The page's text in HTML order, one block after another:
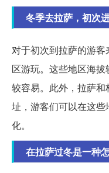
冬季去拉萨，初次
对于初次到拉萨的游
区游玩。这些地区海
较容易。此外，拉萨
址，游客们可以在这
化。
在拉萨过冬是一种